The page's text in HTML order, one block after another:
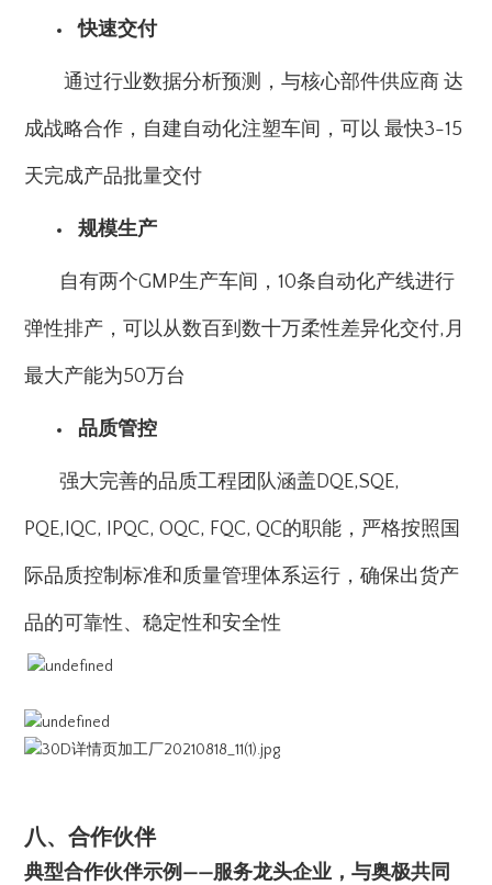
快速交付
通过行业数据分析预测，与核心部件供应商 达
成战略合作，自建自动化注塑车间，可以 最快3-15
天完成产品批量交付
规模生产
自有两个GMP生产车间，10条自动化产线进行
弹性排产，可以从数百到数十万柔性差异化交付,月
最大产能为50万台
品质管控
强大完善的品质工程团队涵盖DQE,SQE,
PQE,IQC, IPQC, OQC, FQC, QC的职能，严格按照国
际品质控制标准和质量管理体系运行，确保出货产
品的可靠性、稳定性和安全性
八、合作伙伴
典型合作伙伴示例——服务龙头企业，与奥极共同